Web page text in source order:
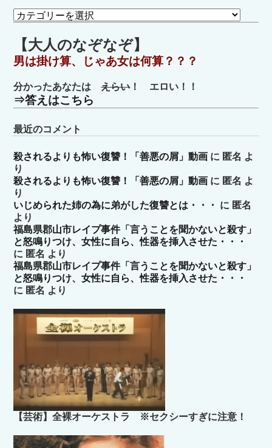
カ
テ
ゴ
リ
ー
【大人のなぞなぞ】
男は掛け算、じゃあ女は何算？？？
分かったあなたはえらい！ エロい！！
⇒答えはこちら
最近のコメント
殺されるよりも怖い復讐！「善悪の屑」動画 に 匿名 よ
り
殺されるよりも怖い復讐！「善悪の屑」動画 に 匿名 よ
り
いじめられた姉の為に弟がした復讐とは・・・
に 匿名
より
福島県郡山市レイプ事件「言うことを聞かないと殺す」
と怒鳴りつけ、女性に自ら、性器を挿入させた・・・
に 匿名 より
福島県郡山市レイプ事件「言うことを聞かないと殺す」
と怒鳴りつけ、女性に自ら、性器を挿入させた・・・
に 匿名 より
【芸術】全裸オーケストラ ※セクシーすぎに注意！